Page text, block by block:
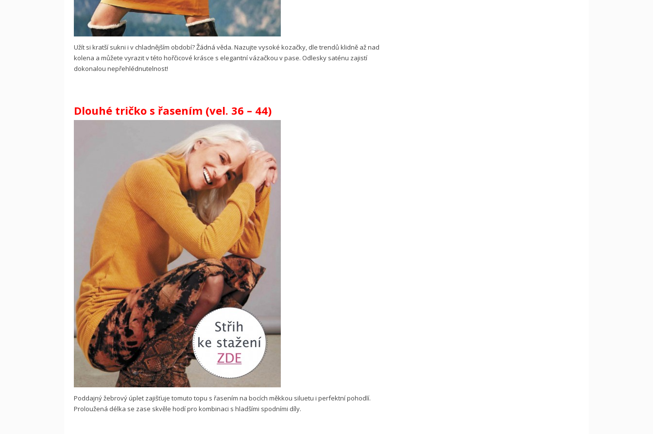
Užít si kratší sukni i v chladnějším období? Žádná věda. Nazujte vysoké kozačky, dle trendů klidně až nad
kolena a můžete vyrazit v této hořčicové krásce s elegantní vázačkou v pase. Odlesky saténu zajistí
dokonalou nepřehlédnutelnost!
Dlouhé tričko s řasením (vel. 36 – 44)
Poddajný žebrový úplet zajišťuje tomuto topu s řasením na bocích měkkou siluetu i perfektní pohodlí.
Proloužená délka se zase skvěle hodí pro kombinaci s hladšími spodními díly.